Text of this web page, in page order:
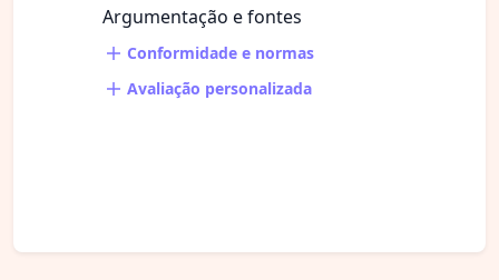
Argumentação e fontes
Conformidade e normas
Avaliação personalizada